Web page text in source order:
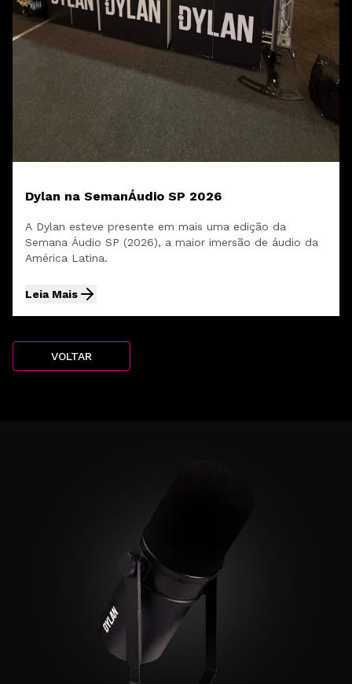
Dylan na SemanÁudio SP 2026
A Dylan esteve presente em mais uma edição da
Semana Áudio SP (2026), a maior imersão de áudio da
América Latina.
Leia Mais
VOLTAR